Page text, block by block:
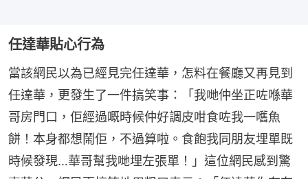
任達華貼心行為
當該網民以為已經見完任達華，怎料在餐廳又再見到
任達華，更發生了一件搞笑事：「我哋仲坐正咗喺華
哥房門口，佢經過嘅時候仲好調皮咁食咗我一嚿魚
餅！本身都想鬧佢，不過算啦。食飽我同朋友埋單既
時候發現…華哥幫我哋埋左張單！」這位網民感到驚